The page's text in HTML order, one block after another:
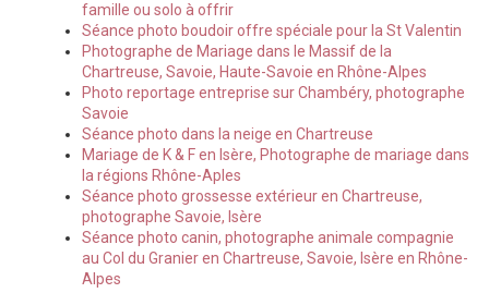
famille ou solo à offrir
Séance photo boudoir offre spéciale pour la St Valentin
Photographe de Mariage dans le Massif de la
Chartreuse, Savoie, Haute-Savoie en Rhône-Alpes
Photo reportage entreprise sur Chambéry, photographe
Savoie
Séance photo dans la neige en Chartreuse
Mariage de K & F en Isère, Photographe de mariage dans
la régions Rhône-Aples
Séance photo grossesse extérieur en Chartreuse,
photographe Savoie, Isère
Séance photo canin, photographe animale compagnie
au Col du Granier en Chartreuse, Savoie, Isère en Rhône-
Alpes